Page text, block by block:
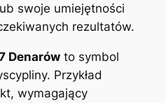
swoje umiejętności
rezultatów.
Denarówto symbol
Przykład
wymagający